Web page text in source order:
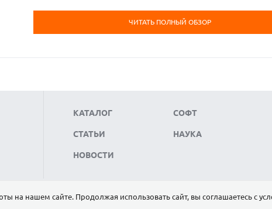
ЧИТАТЬ ПОЛНЫЙ ОБЗОР
КАТАЛОГ
СТАТЬИ
НОВОСТИ
СОФТ
НАУКА
на нашем сайте. Продолжая использовать сайт, вы соглашаетесь с